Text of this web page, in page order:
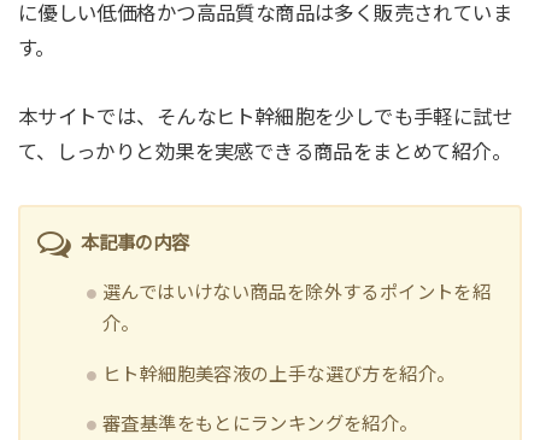
に優しい低価格かつ高品質な商品は多く販売されていま
す。
本サイトでは、そんなヒト幹細胞を少しでも手軽に試せ
て、しっかりと効果を実感できる商品をまとめて紹介。
本記事の内容
選んではいけない商品を除外するポイントを紹
介。
ヒト幹細胞美容液の上手な選び方を紹介。
審査基準をもとにランキングを紹介。